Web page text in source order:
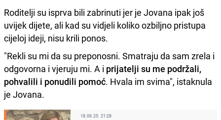
Roditelji su isprva bili zabrinuti jer je Jovana ipak još
uvijek dijete, ali kad su vidjeli koliko ozbiljno pristupa
cijeloj ideji, nisu krili ponos.
"Rekli su mi da su preponosni. Smatraju da sam zrela i
odgovorna i vjeruju mi. A i prijatelji su me podržali,
pohvalili i ponudili pomoć. Hvala im svima", istaknula
je Jovana.
18.06.25. 21:28